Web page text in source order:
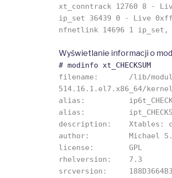
xt_conntrack 12760 8 -
ip_set 36439 0 - Live
nfnetlink 14696 1
Wyświetlanie informacji o
# modinfo xt_CHECKSUM
filename: /lib/
514.16.1.el7.x86_64/
alias:
alias:
description: Xtables:
author: Michael S.
license: GPL
rhelversion: 7.3
srcversion: